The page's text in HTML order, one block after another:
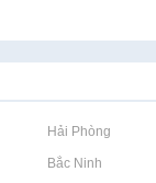
vặt tại Hải Phòng
vặt tại Bắc Ninh